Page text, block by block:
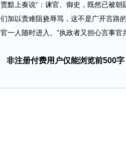
贾黯上奏说“：谏官、御史，既然已被
们加以责难阻挠辱骂，这不是广开言路
官一人随时进入。”执政者又担心言事
非注册付费用户仅能浏览前500